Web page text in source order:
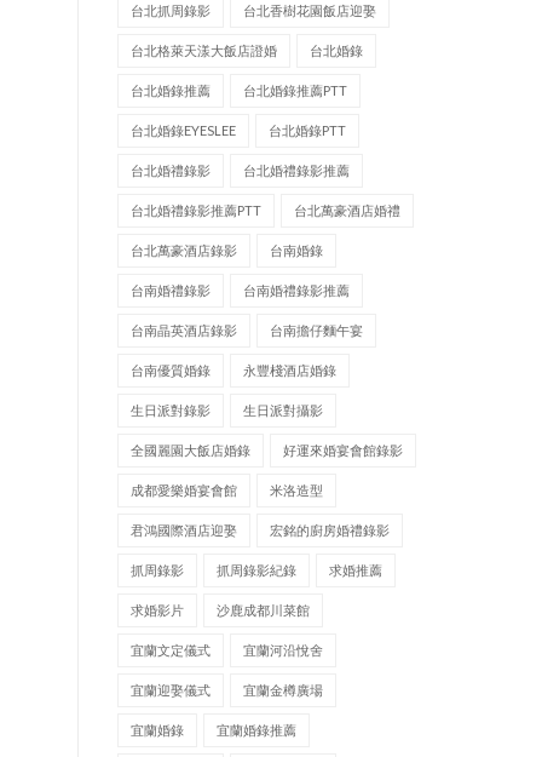
台北抓周錄影 台北香樹花園飯店迎娶
台北格萊天漾大飯店證婚 台北婚錄
台北婚錄推薦 台北婚錄推薦PTT
台北婚錄EYESLEE 台北婚錄PTT
台北婚禮錄影 台北婚禮錄影推薦
台北婚禮錄影推薦PTT 台北萬豪酒店婚禮
台北萬豪酒店錄影 台南婚錄
台南婚禮錄影 台南婚禮錄影推薦
台南晶英酒店錄影 台南擔仔麵午宴
台南優質婚錄 永豐棧酒店婚錄
生日派對錄影 生日派對攝影
全國麗園大飯店婚錄 好運來婚宴會館錄影
成都愛樂婚宴會館 米洛造型
君鴻國際酒店迎娶 宏銘的廚房婚禮錄影
抓周錄影 抓周錄影紀錄 求婚推薦
求婚影片 沙鹿成都川菜館
宜蘭文定儀式 宜蘭河沿悅舍
宜蘭迎娶儀式 宜蘭金樽廣場
宜蘭婚錄 宜蘭婚錄推薦